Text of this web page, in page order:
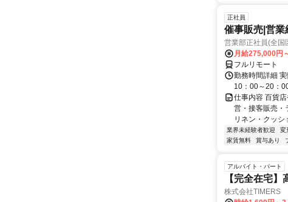
正社員
催事販売|営業
営業部正社員(全国
月給275,000円
フルリモート
勤務時間詳細
10：00～20：
仕事内容 百貨
営・接客販売・
リネン・クッシ
業界未経験者歓迎 変
家賃無料
賞与あり
アルバイト・パート
【完全在宅
株式会社TIMERS